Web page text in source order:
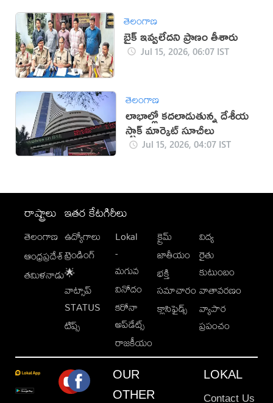
తెలంగాణ
బైక్ ఇవ్వలేదని ప్రాణం తీశారు
Jul 15, 2026, 06:07 IST
తెలంగాణ
లాభాల్లో కదలాడుతున్న దేశీయ
స్టాక్ మార్కెట్ సూచీలు
Jul 15, 2026, 04:07 IST
రాష్ట్రాలు
తెలంగాణ
ఆంధ్రప్రదేశ్
తమిళనాడు
ఇతర కేటగిరీలు
ఉద్యోగాలు
ట్రెండింగ్
🌟
వాట్సాప్
STATUS
టిప్స్
Lokal
-
మగువ
వినోదం
కరోనా
అప్‌డేట్స్
రాజకీయం
క్రైమ్
జాతీయం
భక్తి
సమాచారం
క్లాసిఫైడ్స్
విద్య
రైతు
కుటుంబం
వాతావరణం
వ్యాపార
ప్రపంచం
OUR
OTHER
LOKAL
Contact Us